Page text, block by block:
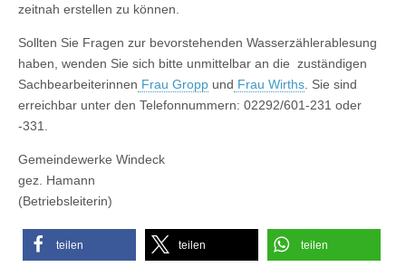
zeitnah erstellen zu können.
Sollten Sie Fragen zur bevorstehenden Wasserzählerablesung
haben, wenden Sie sich bitte unmittelbar an die zuständigen
Sachbearbeiterinnen Frau Gropp und Frau Wirths . Sie sind
erreichbar unter den Telefonnummern: 02292/601-231 oder
-331.
Gemeindewerke Windeck
gez. Hamann
(Betriebsleiterin)
teilen teilen teilen